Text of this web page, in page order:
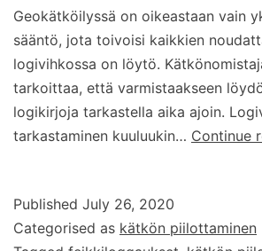
Geokätköilyssä on oikeastaan vain
sääntö, jota toivoisi kaikkien
logivihkossa on löytö.
tarkoittaa, että varmistaakseen
logikirjoja tarkastella aika ajoin.
tarkastaminen kuuluukin… Continue
Published July 26, 2020
Categorised as kätkön piilottaminen